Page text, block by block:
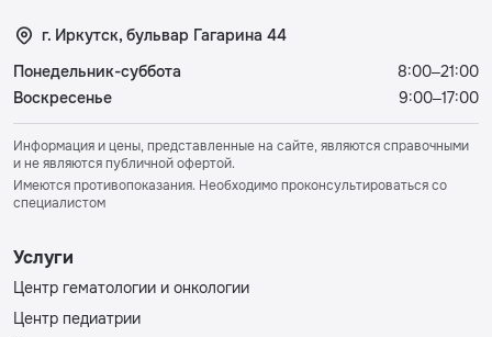
г. Иркутск, бульвар Гагарина 44
Понедельник-суббота
8:00–21:00
Воскресенье
9:00–17:00
Информация и цены, представленные на сайте, являются справочными
и не являются публичной офертой.
Имеются противопоказания. Необходимо проконсультироваться со
специалистом
Услуги
Центр гематологии и онкологии
Центр педиатрии